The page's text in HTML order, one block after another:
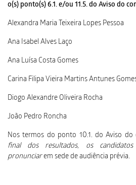
o(s) ponto(s) 6.1. e/ou 11.5. do Aviso do
Alexandra Maria Teixeira Lopes Pessoa
Ana Isabel Alves Laço
Ana Luísa Costa Gomes
Carina Filipa Vieira Martins Antunes
Diogo Alexandre Oliveira Rocha
João Pedro Roncha
Nos termos do ponto 10.1. do Aviso do
final dos resultados, os
pronunciarem sede de audiência prévia.